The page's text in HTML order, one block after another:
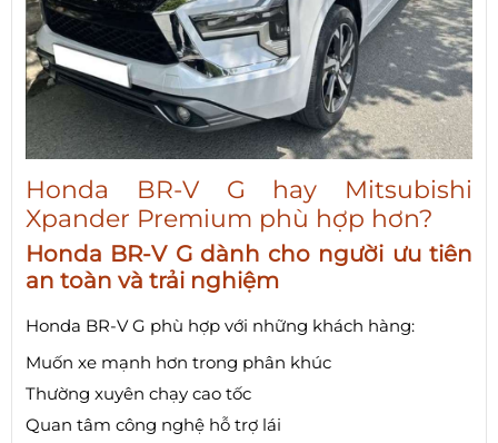
Honda BR-V G hay Mitsubishi
Xpander Premium phù hợp hơn?
Honda BR-V G dành cho người ưu tiên
an toàn và trải nghiệm
Honda BR-V G phù hợp với những khách hàng:
Muốn xe mạnh hơn trong phân khúc
Thường xuyên chạy cao tốc
Quan tâm công nghệ hỗ trợ lái